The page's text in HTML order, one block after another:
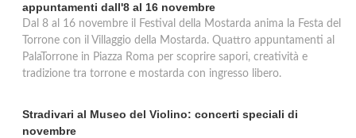
appuntamenti dall'8 al 16 novembre
Dal 8 al 16 novembre il Festival della Mostarda anima la Festa del
Torrone con il Villaggio della Mostarda. Quattro appuntamenti al
PalaTorrone in Piazza Roma per scoprire sapori, creatività e
tradizione tra torrone e mostarda con ingresso libero.
Stradivari al Museo del Violino: concerti speciali di
novembre